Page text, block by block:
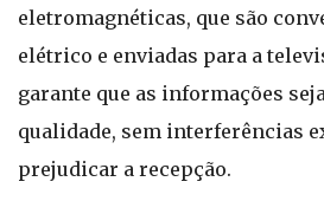
eletromagnéticas, que são
elétrico e enviadas para a
garante que as informações
qualidade, sem interferências
prejudicar a recepção.